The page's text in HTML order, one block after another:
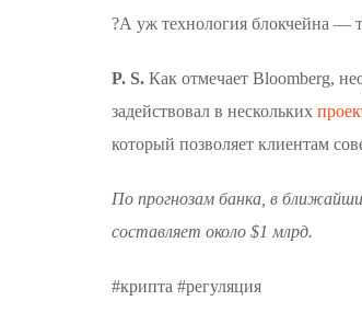
?А уж технология блокчейна —
P. S. Как отмечает Bloomberg,
задействовал в нескольких
который позволяет клиентам
По прогнозам банка, в
составляет около $1 млрд.
#крипта #регуляция